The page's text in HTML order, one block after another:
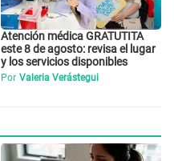
Atención médica GRATUTITA
este 8 de agosto: revisa el lugar
y los servicios disponibles
Por Valeria Verástegui